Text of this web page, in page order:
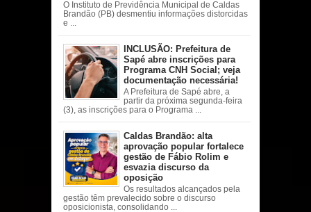
O Instituto de Previdência Municipal de Caldas
Brandão (PB) desmentiu informações distorcidas
e ...
INCLUSÃO: Prefeitura de
Sapé abre inscrições para
Programa CNH Social; veja
documentação necessária!
A Prefeitura de Sapé abre, a
partir da próxima segunda-feira
(3), as inscrições para o Programa ...
Caldas Brandão: alta
aprovação popular fortalece
gestão de Fábio Rolim e
esvazia discurso da
oposição
Os resultados alcançados pela
gestão têm prevalecido sobre o discurso
oposicionista, consolidando ...